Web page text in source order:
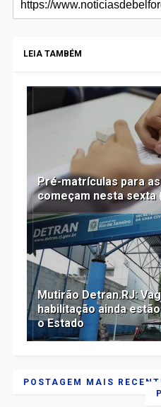
LEIA TAMBÉM
Pré-matrículas para
começam nesta sexta
Mutirão Detran.RJ:
habilitação ainda
o Estado
POSTAGEM MAIS